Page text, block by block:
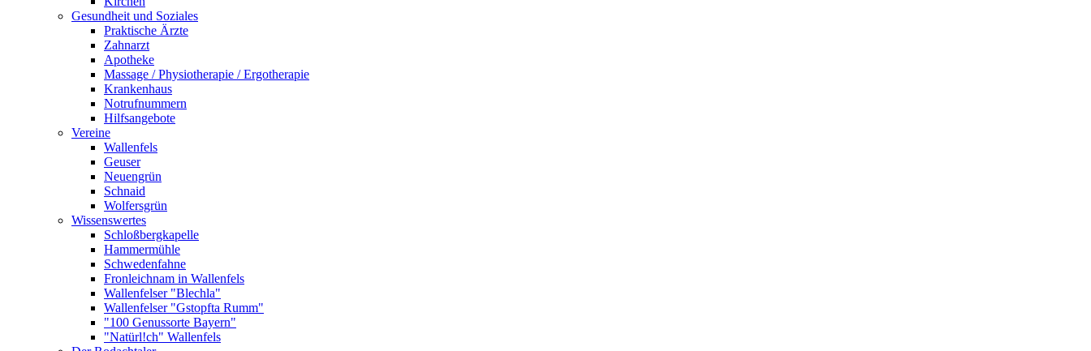
Gesundheit und Soziales
Praktische Ärzte
Zahnarzt
Apotheke
Massage / Physiotherapie / Ergotherapie
Krankenhaus
Notrufnummern
Hilfsangebote
Vereine
Wallenfels
Geuser
Neuengrün
Schnaid
Wolfersgrün
Wissenswertes
Schloßbergkapelle
Hammermühle
Schwedenfahne
Fronleichnam in Wallenfels
Wallenfelser "Blechla"
Wallenfelser "Gstopfta Rumm"
"100 Genussorte Bayern"
"Natürl!ch" Wallenfels